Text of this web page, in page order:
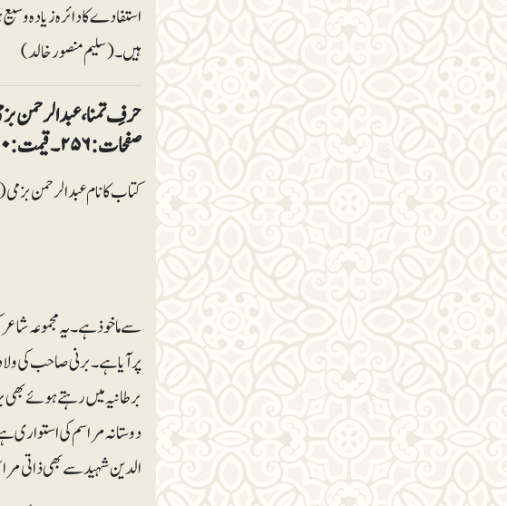
ہیں۔ (سلیم منصور خالد)
صفحات: ۲۵۶۔ قیمت: ۲۶۰ روپے۔
کتاب کا نام عبدالرحمن بزمی (۱۹۳۰ء-۲۰۰۵ء) کے ایک شعر ؎
سے ماخوذ ہے۔ یہ مجموعہ
پر آیا ہے۔ برنی صاحب کی
برطانیہ میں رہتے ہوئے
دوستانہ مراسم کی استواری
الدین شہید سے بھی ذاتی